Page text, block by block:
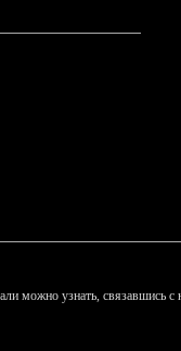
можно узнать, связавшись с